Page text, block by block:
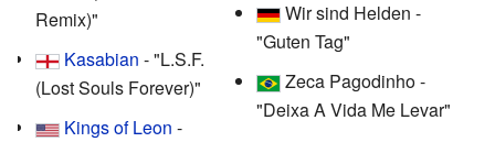
Remix)"
Kasabian - "L.S.F.
(Lost Souls Forever)"
Kings of Leon -
Wir sind Helden -
"Guten Tag"
Zeca Pagodinho -
"Deixa A Vida Me Levar"